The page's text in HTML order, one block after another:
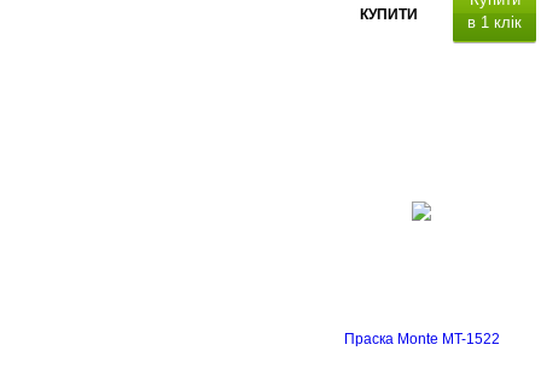
КУПИТИ
в 1 клік
Праска Monte MT-1522